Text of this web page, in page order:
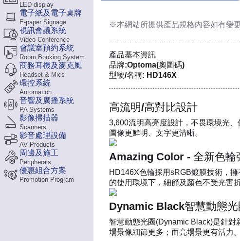
LED display
電子紙及電子桌牌
E-paper Signage
視訊會議系統
Video Conference
會議室預約系統
Room Booking System
商務耳機及麥克風
Headset & Mics
環控系統
Automation
音響及廣播系統
PA Systems
影像掃描器
Scanners
影音處理設備
AV Products
周邊及施工
Peripherals
優惠組合方案
Promotion Program
※本網站所提供產品規格內容如有變
產品基本資訊
品牌:Optoma(奧圖碼)
型號/名稱: HD146X
高流明/高對比設計
3,600流明高亮度設計，不畏環境光
圖像更鮮明、文字更清晰。
Amazing Color - 全新色輪
HD146X色輪採用sRGB鍍膜技術，
的使用環境下，細節及顏色不受光害
Dynamic Black智慧動態光
智慧動態光圈(Dynamic Black)是針
場景像細節更多；而亮場景更有活力。